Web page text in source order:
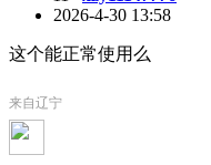
2026-4-30 13:58
这个能正常使用么
来自辽宁